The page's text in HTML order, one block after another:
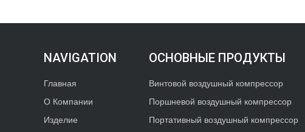
Главная
О Компании
Изделие
ОСНОВНЫЕ ПРОДУКТЫ
Винтовой воздушный компрессор
Поршневой воздушный компрессор
Портативный воздушный компрессор